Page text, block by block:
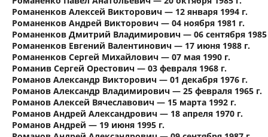
Романенков Алексей Викторович — 12 января 1994 г.
Романенков Андрей Викторович — 04 ноября 1981 г.
Романенков Дмитрий Владимирович — 06 сентября 1985
Романенков Евгений Валентинович — 17 июня 1988 г.
Романенков Сергей Михайлович — 07 мая 1990 г.
Романив Сергей Орестович — 03 февраля 1968 г.
Романов Александр Викторович — 01 декабря 1976 г.
Романов Александр Владимирович — 25 февраля 1965 г.
Романов Алексей Вячеславович — 15 марта 1992 г.
Романов Андрей Александрович — 18 апреля 1970 г.
Романов Андрей — 19 июня 1995 г.